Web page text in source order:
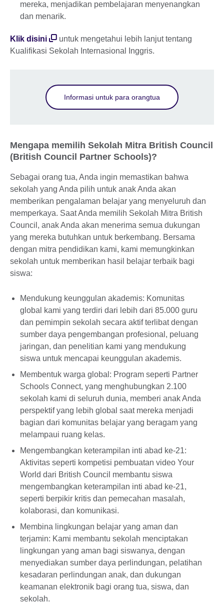
mereka, menjadikan pembelajaran menyenangkan
dan menarik.
Klik disini
untuk mengetahui lebih lanjut tentang
Kualifikasi Sekolah Internasional Inggris.
Informasi untuk para orangtua
Mengapa memilih Sekolah Mitra British Council
(British Council Partner Schools)?
Sebagai orang tua, Anda ingin memastikan bahwa
sekolah yang Anda pilih untuk anak Anda akan
memberikan pengalaman belajar yang menyeluruh dan
memperkaya. Saat Anda memilih Sekolah Mitra British
Council, anak Anda akan menerima semua dukungan
yang mereka butuhkan untuk berkembang. Bersama
dengan mitra pendidikan kami, kami memungkinkan
sekolah untuk memberikan hasil belajar terbaik bagi
siswa:
Mendukung keunggulan akademis: Komunitas
global kami yang terdiri dari lebih dari 85.000 guru
dan pemimpin sekolah secara aktif terlibat dengan
sumber daya pengembangan profesional, peluang
jaringan, dan penelitian kami yang mendukung
siswa untuk mencapai keunggulan akademis.
Membentuk warga global: Program seperti Partner
Schools Connect, yang menghubungkan 2.100
sekolah kami di seluruh dunia, memberi anak Anda
perspektif yang lebih global saat mereka menjadi
bagian dari komunitas belajar yang beragam yang
melampaui ruang kelas.
Mengembangkan keterampilan inti abad ke-21:
Aktivitas seperti kompetisi pembuatan video Your
World dari British Council membantu siswa
mengembangkan keterampilan inti abad ke-21,
seperti berpikir kritis dan pemecahan masalah,
kolaborasi, dan komunikasi.
Membina lingkungan belajar yang aman dan
terjamin: Kami membantu sekolah menciptakan
lingkungan yang aman bagi siswanya, dengan
menyediakan sumber daya perlindungan, pelatihan
kesadaran perlindungan anak, dan dukungan
keamanan elektronik bagi orang tua, siswa, dan
sekolah.